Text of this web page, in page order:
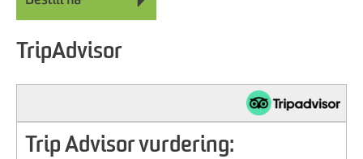
TripAdvisor
Trip Advisor vurdering: